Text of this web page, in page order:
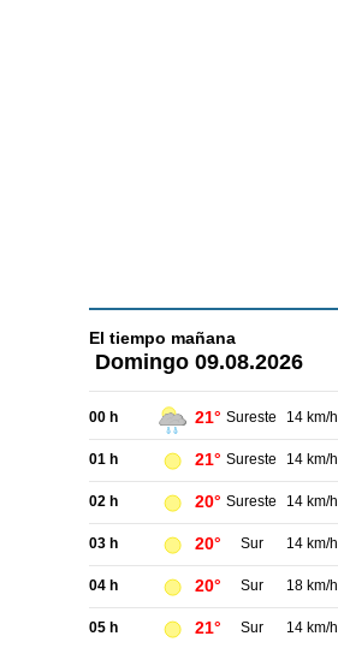
El tiempo mañana
Domingo 09.08.2026
00 h 21° Sureste 14 km/h
01 h 21° Sureste 14 km/h
02 h 20° Sureste 14 km/h
03 h 20° Sur 14 km/h
04 h 20° Sur 18 km/h
05 h 21° Sur 14 km/h